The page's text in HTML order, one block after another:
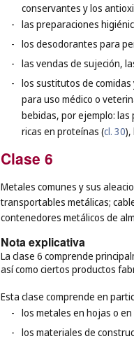
conservantes y los
- las preparaciones
- los desodorantes para
- las vendas de sujeción,
- los sustitutos de
para uso médico o
bebidas, por ejemplo:
ricas en proteínas (cl. 30),
Clase 6
Metales comunes y sus
transportables metálicas;
contenedores metálicos de
Nota explicativa
La clase 6 comprende
así como ciertos productos
Esta clase comprende en
- los metales en hojas o
- los materiales de